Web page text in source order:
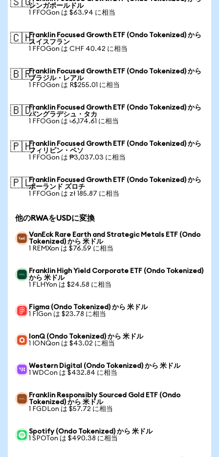
🇸🇬シンガポールドル
1 FFOGon は $63.94 に相当
🇨🇭Franklin Focused Growth ETF (Ondo Tokenized) から
スイスフラン
1 FFOGon は CHF 40.42 に相当
🇧🇷Franklin Focused Growth ETF (Ondo Tokenized) から
ブラジル・レアル
1 FFOGon は R$255.01 に相当
🇧🇩Franklin Focused Growth ETF (Ondo Tokenized) から
バングラデシュ・タカ
1 FFOGon は ৳6,174.61 に相当
🇵🇭Franklin Focused Growth ETF (Ondo Tokenized) から
フィリピン・ペソ
1 FFOGon は ₱3,037.03 に相当
🇵🇱Franklin Focused Growth ETF (Ondo Tokenized) から
ポーランド ズロチ
1 FFOGon は zł 185.87 に相当
他のRWAをUSDに変換
VanEck Rare Earth and Strategic Metals ETF (Ondo
Tokenized) から 米ドル
1 REMXon は $76.59 に相当
Franklin High Yield Corporate ETF (Ondo Tokenized)
から 米ドル
1 FLHYon は $24.58 に相当
Figma (Ondo Tokenized) から 米ドル
1 FIGon は $23.78 に相当
IonQ (Ondo Tokenized) から 米ドル
1 IONQon は $43.02 に相当
Western Digital (Ondo Tokenized) から 米ドル
1 WDCon は $432.84 に相当
Franklin Responsibly Sourced Gold ETF (Ondo
Tokenized) から 米ドル
1 FGDLon は $57.72 に相当
Spotify (Ondo Tokenized) から 米ドル
1 SPOTon は $490.38 に相当